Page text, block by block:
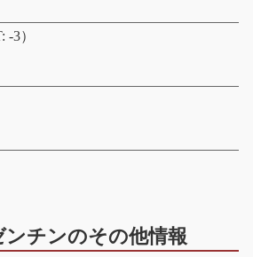
-3）
ンチンのその他情報